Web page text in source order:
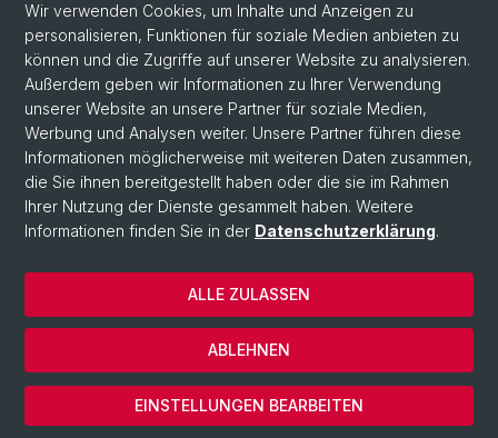
Social Media
Linkedin
Bluesky
© Universität Basel
Philosophisch-Historische Fakultät
Home
Datenschutzerklärung
Wir verwenden Cookies, um Inhalte und Anzeigen zu
personalisieren, Funktionen für soziale Medien anbieten zu
können und die Zugriffe auf unserer Website zu analysieren.
Außerdem geben wir Informationen zu Ihrer Verwendung
unserer Website an unsere Partner für soziale Medien,
Werbung und Analysen weiter. Unsere Partner führen diese
Informationen möglicherweise mit weiteren Daten zusammen,
die Sie ihnen bereitgestellt haben oder die sie im Rahmen
Ihrer Nutzung der Dienste gesammelt haben. Weitere
Informationen finden Sie in der Datenschutzerklärung.
EINSTELLUNGEN BEARBEITEN
ABLEHNEN
ALLE ZULASSEN